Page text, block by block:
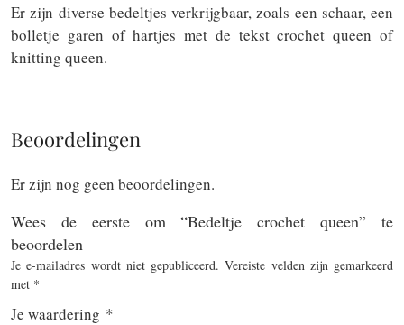
Er zijn diverse bedeltjes verkrijgbaar, zoals een schaar, een
bolletje garen of hartjes met de tekst crochet queen of
knitting queen.
Beoordelingen
Er zijn nog geen beoordelingen.
Wees de eerste om “Bedeltje crochet queen” te
beoordelen
Je e-mailadres wordt niet gepubliceerd. Vereiste velden zijn gemarkeerd
met *
Je waardering *